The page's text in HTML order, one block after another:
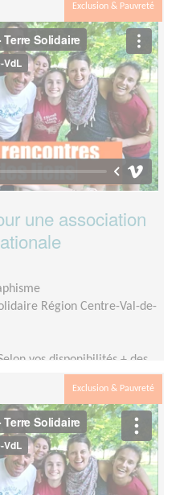
Exclusion & Pauvreté
une association
Région Centre-Val-de-
vos disponibilités + des
en semaine en soirée très
Exclusion & Pauvreté